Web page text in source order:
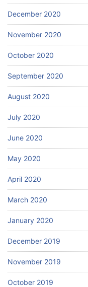
December 2020
November 2020
October 2020
September 2020
August 2020
July 2020
June 2020
May 2020
April 2020
March 2020
January 2020
December 2019
November 2019
October 2019